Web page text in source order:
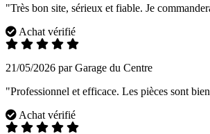
"Très bon site, sérieux et fiable. Je
Achat vérifié
21/05/2026 par Garage du Centre
"Professionnel et efficace. Les pièces sont
Achat vérifié